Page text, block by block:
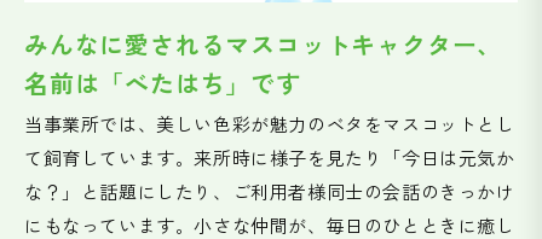
みんなに愛されるマスコットキャクター、
名前は「べたはち」です
当事業所では、美しい色彩が魅力のベタをマスコットとし
て飼育しています。来所時に様子を見たり「今日は元気か
な？」と話題にしたり、ご利用者様同士の会話のきっかけ
にもなっています。小さな仲間が、毎日のひとときに癒し